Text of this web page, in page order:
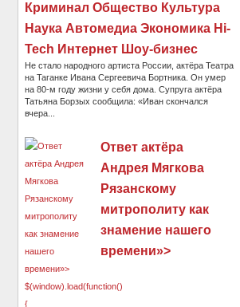
Криминал Общество Культура
Наука Автомедиа Экономика Hi-
Tech Интернет Шоу-бизнес
Не стало народного артиста России, актёра Театра
на Таганке Ивана Сергеевича Бортника. Он умер
на 80-м году жизни у себя дома. Супруга актёра
Татьяна Борзых сообщила: «Иван скончался
вчера...
Ответ актёра
Андрея Мягкова
Рязанскому
митрополиту как
знамение нашего
времени»>